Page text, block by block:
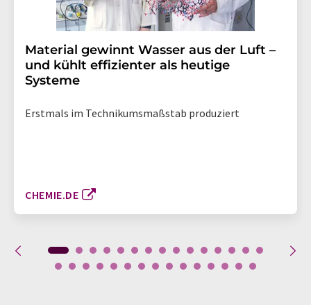
Material gewinnt Wasser aus der Luft –
und kühlt effizienter als heutige
Systeme
Erstmals im Technikumsmaßstab produziert
CHEMIE.DE